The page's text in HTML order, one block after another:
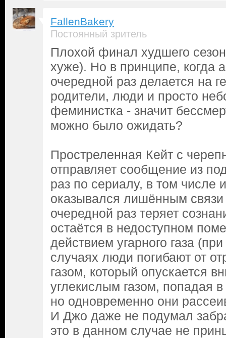
FallenBakery
Постоянный зритель
Плохой финал худшего
хуже). Но в принципе, когда
очередной раз делается на
родители, люди и просто
феминистка - значит
можно было ожидать?
Простреленная Кейт с
отправляет сообщение из
раз по сериалу, в том числе
оказывался лишённым
очередной раз теряет
остаётся в недоступном
действием угарного газа
случаях люди погибают от
газом, который опускается
углекислым газом, попадая
но одновременно они
И Джо даже не подумал
это в данном случае не